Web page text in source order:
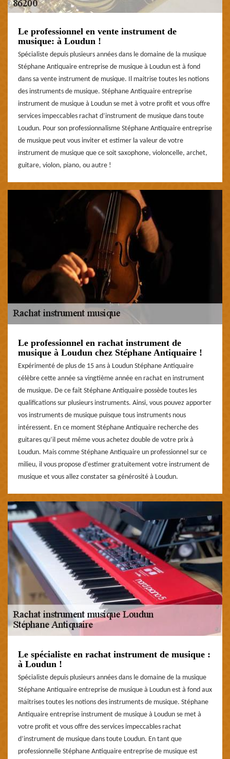
Le professionnel en vente instrument de
musique: à Loudun !
Spécialiste depuis plusieurs années dans le domaine de la musique
Stéphane Antiquaire entreprise de musique à Loudun est à fond
dans sa vente instrument de musique. Il maitrise toutes les notions
des instruments de musique. Stéphane Antiquaire entreprise
instrument de musique à Loudun se met à votre profit et vous offre
services impeccables rachat d’instrument de musique dans toute
Loudun. Pour son professionnalisme Stéphane Antiquaire entreprise
de musique peut vous inviter et estimer la valeur de votre
instrument de musique que ce soit saxophone, violoncelle, archet,
guitare, violon, piano, ou autre !
Le professionnel en rachat instrument de
musique à Loudun chez Stéphane Antiquaire !
Expérimenté de plus de 15 ans à Loudun Stéphane Antiquaire
célèbre cette année sa vingtième année en rachat en instrument
de musique. De ce fait Stéphane Antiquaire possède toutes les
qualifications sur plusieurs instruments. Ainsi, vous pouvez apporter
vos instruments de musique puisque tous instruments nous
intéressent. En ce moment Stéphane Antiquaire recherche des
guitares qu’il peut même vous achetez double de votre prix à
Loudun. Mais comme Stéphane Antiquaire un professionnel sur ce
milieu, il vous propose d'estimer gratuitement votre instrument de
musique et vous allez constater sa générosité à Loudun.
Le spécialiste en rachat instrument de musique :
à Loudun !
Spécialiste depuis plusieurs années dans le domaine de la musique
Stéphane Antiquaire entreprise de musique à Loudun est à fond aux
maitrises toutes les notions des instruments de musique. Stéphane
Antiquaire entreprise instrument de musique à Loudun se met à
votre profit et vous offre des services impeccables rachat
d’instrument de musique dans toute Loudun. En tant que
professionnelle Stéphane Antiquaire entreprise de musique est